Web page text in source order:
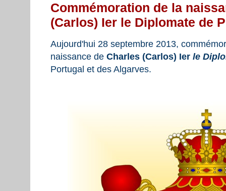
Commémoration de la
(Carlos) Ier le Diplomate de
Aujourd'hui 28 septembre 2013,
naissance de Charles (Carlos) Ier le
Portugal et des Algarves.